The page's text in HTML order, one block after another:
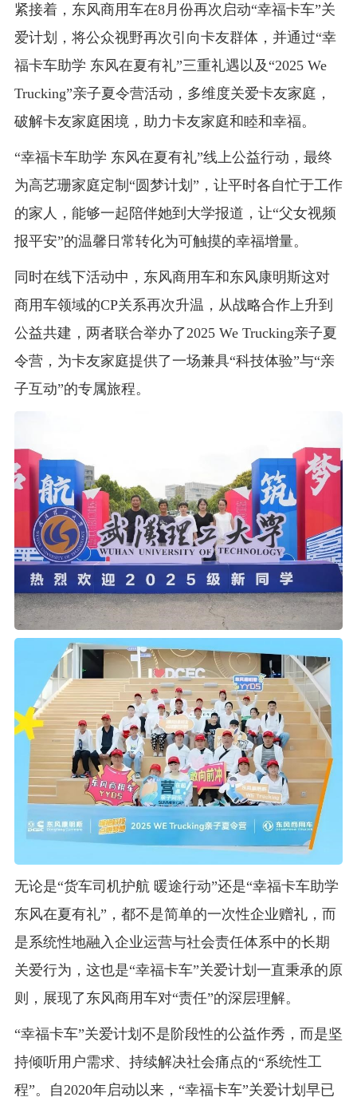
紧接着，东风商用车在8月份再次启动“幸福卡车”关
爱计划，将公众视野再次引向卡友群体，并通过“幸
福卡车助学 东风在夏有礼”三重礼遇以及“2025 We
Trucking”亲子夏令营活动，多维度关爱卡友家庭，
破解卡友家庭困境，助力卡友家庭和睦和幸福。
“幸福卡车助学 东风在夏有礼”线上公益行动，最终
为高艺珊家庭定制“圆梦计划”，让平时各自忙于工作
的家人，能够一起陪伴她到大学报道，让“父女视频
报平安”的温馨日常转化为可触摸的幸福增量。
同时在线下活动中，东风商用车和东风康明斯这对
商用车领域的CP关系再次升温，从战略合作上升到
公益共建，两者联合举办了2025 We Trucking亲子夏
令营，为卡友家庭提供了一场兼具“科技体验”与“亲
子互动”的专属旅程。
无论是“货车司机护航 暖途行动”还是“幸福卡车助学
东风在夏有礼”，都不是简单的一次性企业赠礼，而
是系统性地融入企业运营与社会责任体系中的长期
关爱行为，这也是“幸福卡车”关爱计划一直秉承的原
则，展现了东风商用车对“责任”的深层理解。
“幸福卡车”关爱计划不是阶段性的公益作秀，而是坚
持倾听用户需求、持续解决社会痛点的“系统性工
程”。自2020年启动以来，“幸福卡车”关爱计划早已